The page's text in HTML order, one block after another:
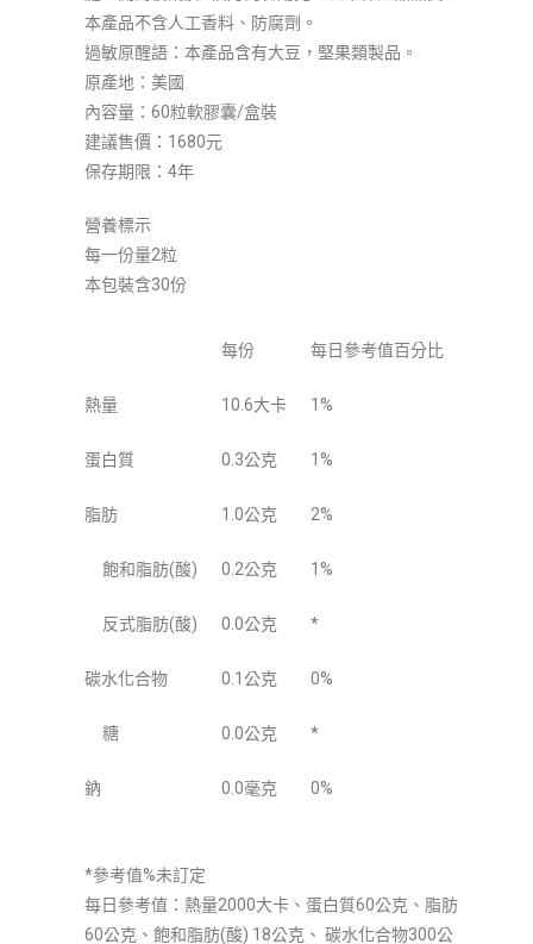
本產品不含人工香料、防腐劑。
過敏原醒語：本產品含有大豆，堅果類製品。
原產地：美國
內容量：60粒軟膠囊/盒裝
建議售價：1680元
保存期限：4年
營養標示
每一份量2粒
本包裝含30份
每份 每日參考值百分比
熱量 10.6大卡 1%
蛋白質 0.3公克 1%
脂肪 1.0公克 2%
飽和脂肪(酸) 0.2公克 1%
反式脂肪(酸) 0.0公克 *
碳水化合物 0.1公克 0%
糖 0.0公克 *
鈉 0.0毫克 0%
*參考值%未訂定
每日參考值：熱量2000大卡、蛋白質60公克、脂肪
60公克、飽和脂肪(酸) 18公克、 碳水化合物300公